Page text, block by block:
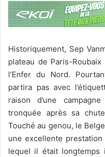
Historiquement, Sep
plateau de Paris-
l’Enfer du Nord.
partira pas avec
raison d’une
tronquée après sa
Touché au genou, le
une excellente
lequel il était longtemps